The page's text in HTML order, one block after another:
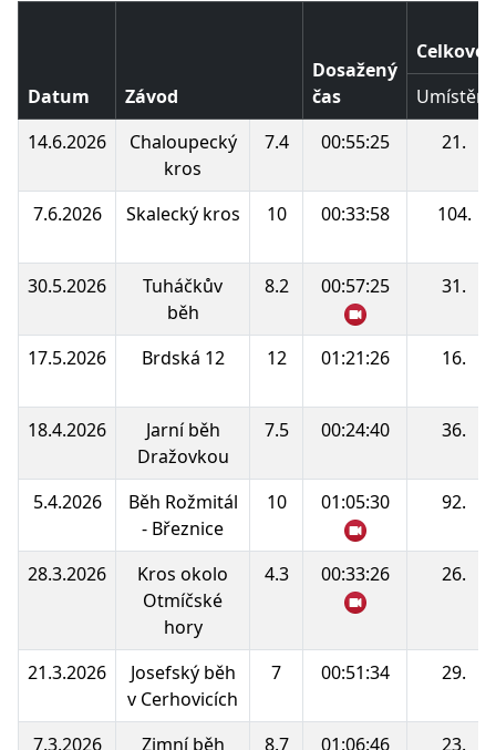
Datum Závod
Dosažený
čas
Celkové
Umístění
14.6.2026
Chaloupecký
kros
7.4 00:55:25 21.
7.6.2026 Skalecký kros 10 00:33:58 104.
30.5.2026
Tuháčkův
běh
8.2 00:57:25 31.
17.5.2026 Brdská 12 12 01:21:26 16.
18.4.2026
Jarní běh
Dražovkou
7.5 00:24:40 36.
5.4.2026
Běh Rožmitál
- Březnice
10 01:05:30 92.
28.3.2026
Kros okolo
Otmíčské
hory
4.3 00:33:26 26.
21.3.2026
Josefský běh
v Cerhovicích
7 00:51:34 29.
7.3.2026
Zimní běh
8.7 01:06:46 23.